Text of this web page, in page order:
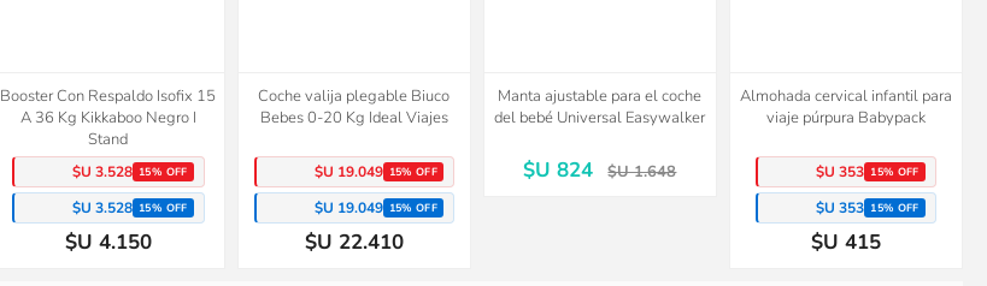
Booster Con Respaldo Isofix 15
A 36 Kg Kikkaboo Negro I
Stand
$U 3.528 15% OFF
$U 3.528 15% OFF
$U 4.150
Coche valija plegable Biuco
Bebes 0-20 Kg Ideal Viajes
$U 19.049 15% OFF
$U 19.049 15% OFF
$U 22.410
Manta ajustable para el coche
del bebé Universal Easywalker
$U 824 $U 1.648
Almohada cervical infantil para
viaje púrpura Babypack
$U 353 15% OFF
$U 353 15% OFF
$U 415